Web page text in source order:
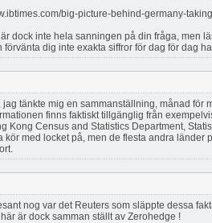
big-picture-behind-germany-
är dock inte hela sanningen på din fråga, men
förvänta dig inte exakta siffror för dag för dag
jag tänkte mig en sammanställning, månad för
finns faktiskt tillgänglig från
Kong Census and Statistics Department,
kör med locket på, men de flesta andra länder
nog var det Reuters som släppte dessa
här är dock samman ställt av Zerohedge !